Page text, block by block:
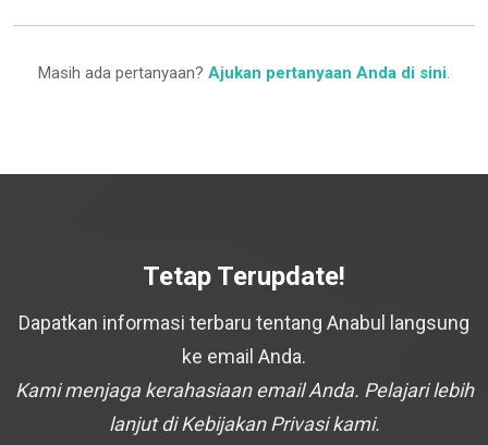
Masih ada pertanyaan? Ajukan pertanyaan Anda di sini.
Tetap Terupdate!
Dapatkan informasi terbaru tentang Anabul langsung
ke email Anda.
Kami menjaga kerahasiaan email Anda. Pelajari lebih
lanjut di Kebijakan Privasi kami.